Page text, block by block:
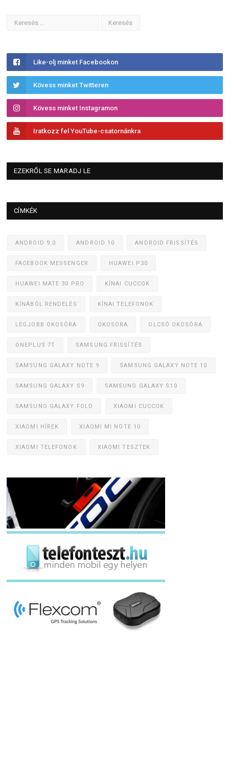
Like-olj minket Facebookon
Kövess minket Twitteren
Kövess minket Instagramon
Iratkozz fel YouTube-csatornánkra
EZEKRŐL SE MARADJ LE
CÍMKÉK
ANDROID 9.0 ANDROID 10 ANDROID FRISSÍTÉS
FACEBOOK MESSENGER HUAWEI P30
HUAWEI MATE 30 PRO KÍNAI CUCCOK
KÍNÁBÓL RENDELÉS KÍNAI TELEFONOK
LEGJOBB OKOSÓRA OKOSÓRA OLCSÓ OKOSÓRA
ONEPLUS 7T SAMSUNG FRISSÍTÉS
SAMSUNG GALAXY NOTE 9 SAMSUNG GALAXY NOTE 10
SAMSUNG GALAXY S9 SAMSUNG GALAXY S10
SAMSUNG GALAXY FOLD XIAOMI CUCCOK
XIAOMI HÍREK XIAOMI MI NOTE 10
XIAOMI TELEFONOK XIAOMI TESZTEK